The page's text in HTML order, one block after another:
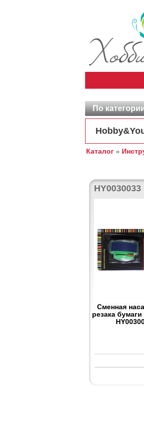
По
Каталог »
HY0030033
Сменная
резака